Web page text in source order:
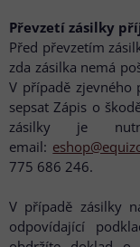
Převzetí zásilky
Před převzetím
zda zásilka nemá
V případě zjevného
sepsat Zápis o
zásilky je
email:
775 686 246.
V případě zásilky
odpovídající